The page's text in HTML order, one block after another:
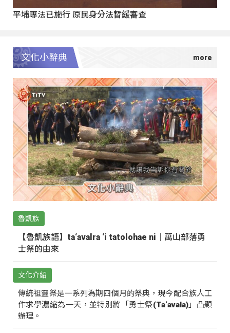
平埔專法已施行 原民身分法暫緩審查
文化小辭典
魯凱族
【魯凱族語】ta‘avalra ‘i tatolohae ni｜萬山部落勇
士祭的由來
文化介紹
傳統祖靈祭是一系列為期四個月的祭典，現今配合族人工
作求學濃縮為一天，並特別將「勇士祭(Ta‘avala)」凸顯
辦理。